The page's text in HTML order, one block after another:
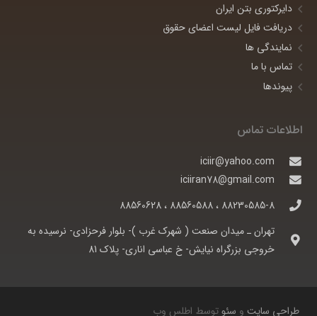
دایرکتوری بتن ایران
دریافت فایل لیست اعضای حقوق
نمایندگی ها
تماس با ما
پیوندها
اطلاعات تماس
iciir@yahoo.com
iciiran78@gmail.com
88230585-8 ، 88560588 ، 88560628
تهران ـ ميدان صنعت ( شهرک غرب )- بلوار فرحزادی- نرسيده به
خروجی بزرگراه نيايش- خ عباسی اناری- پلاک 81
طراحی سایت و سئوتوسط اطلس وب